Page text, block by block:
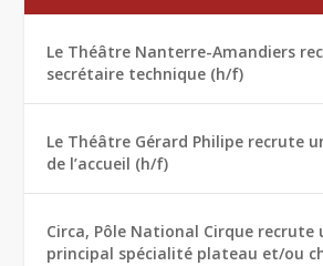
Le Théâtre Nanterre-Amandiers
secrétaire technique (h/f)
Le Théâtre Gérard Philipe recrute
de l’accueil (h/f)
Circa, Pôle National Cirque recrute
principal spécialité plateau et/ou